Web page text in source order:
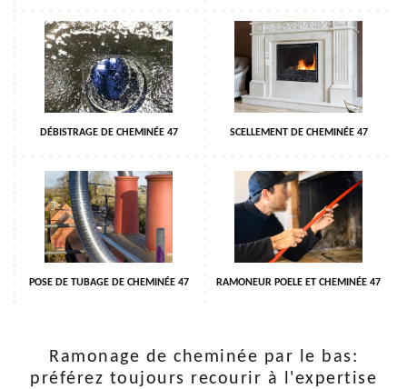
DÉBISTRAGE DE CHEMINÉE 47 SCELLEMENT DE CHEMINÉE 47
POSE DE TUBAGE DE CHEMINÉE 47 RAMONEUR POELE ET CHEMINÉE 47
Ramonage de cheminée par le bas:
préférez toujours recourir à l'expertise